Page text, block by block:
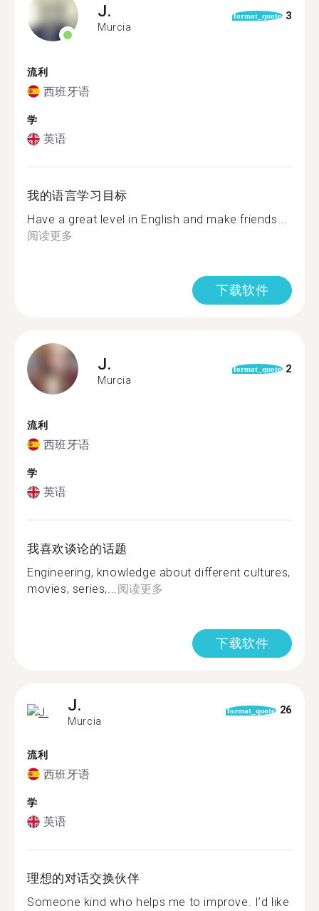
J.
Murcia
format_quote 3
流利
西班牙语
学
英语
我的语言学习目标
Have a great level in English and make friends...
阅读更多
下载软件
J.
Murcia
format_quote 2
流利
西班牙语
学
英语
我喜欢谈论的话题
Engineering, knowledge about different cultures,
movies, series,...阅读更多
下载软件
J.
Murcia
format_quote 26
流利
西班牙语
学
英语
理想的对话交换伙伴
Someone kind who helps me to improve. I’d like